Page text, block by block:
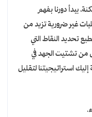
يبدأ دورنا بفهم
غير ضرورية تزيد من
تحديد النقاط التي
من تشتيت الجهد في
إليكاستراتيجيتنا لتقليل